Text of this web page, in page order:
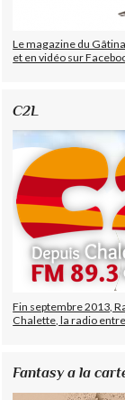
Le magazine du
et en vidéo sur
C2L
Fin septembre 2013,
Chalette, la radio
Fantasy a la